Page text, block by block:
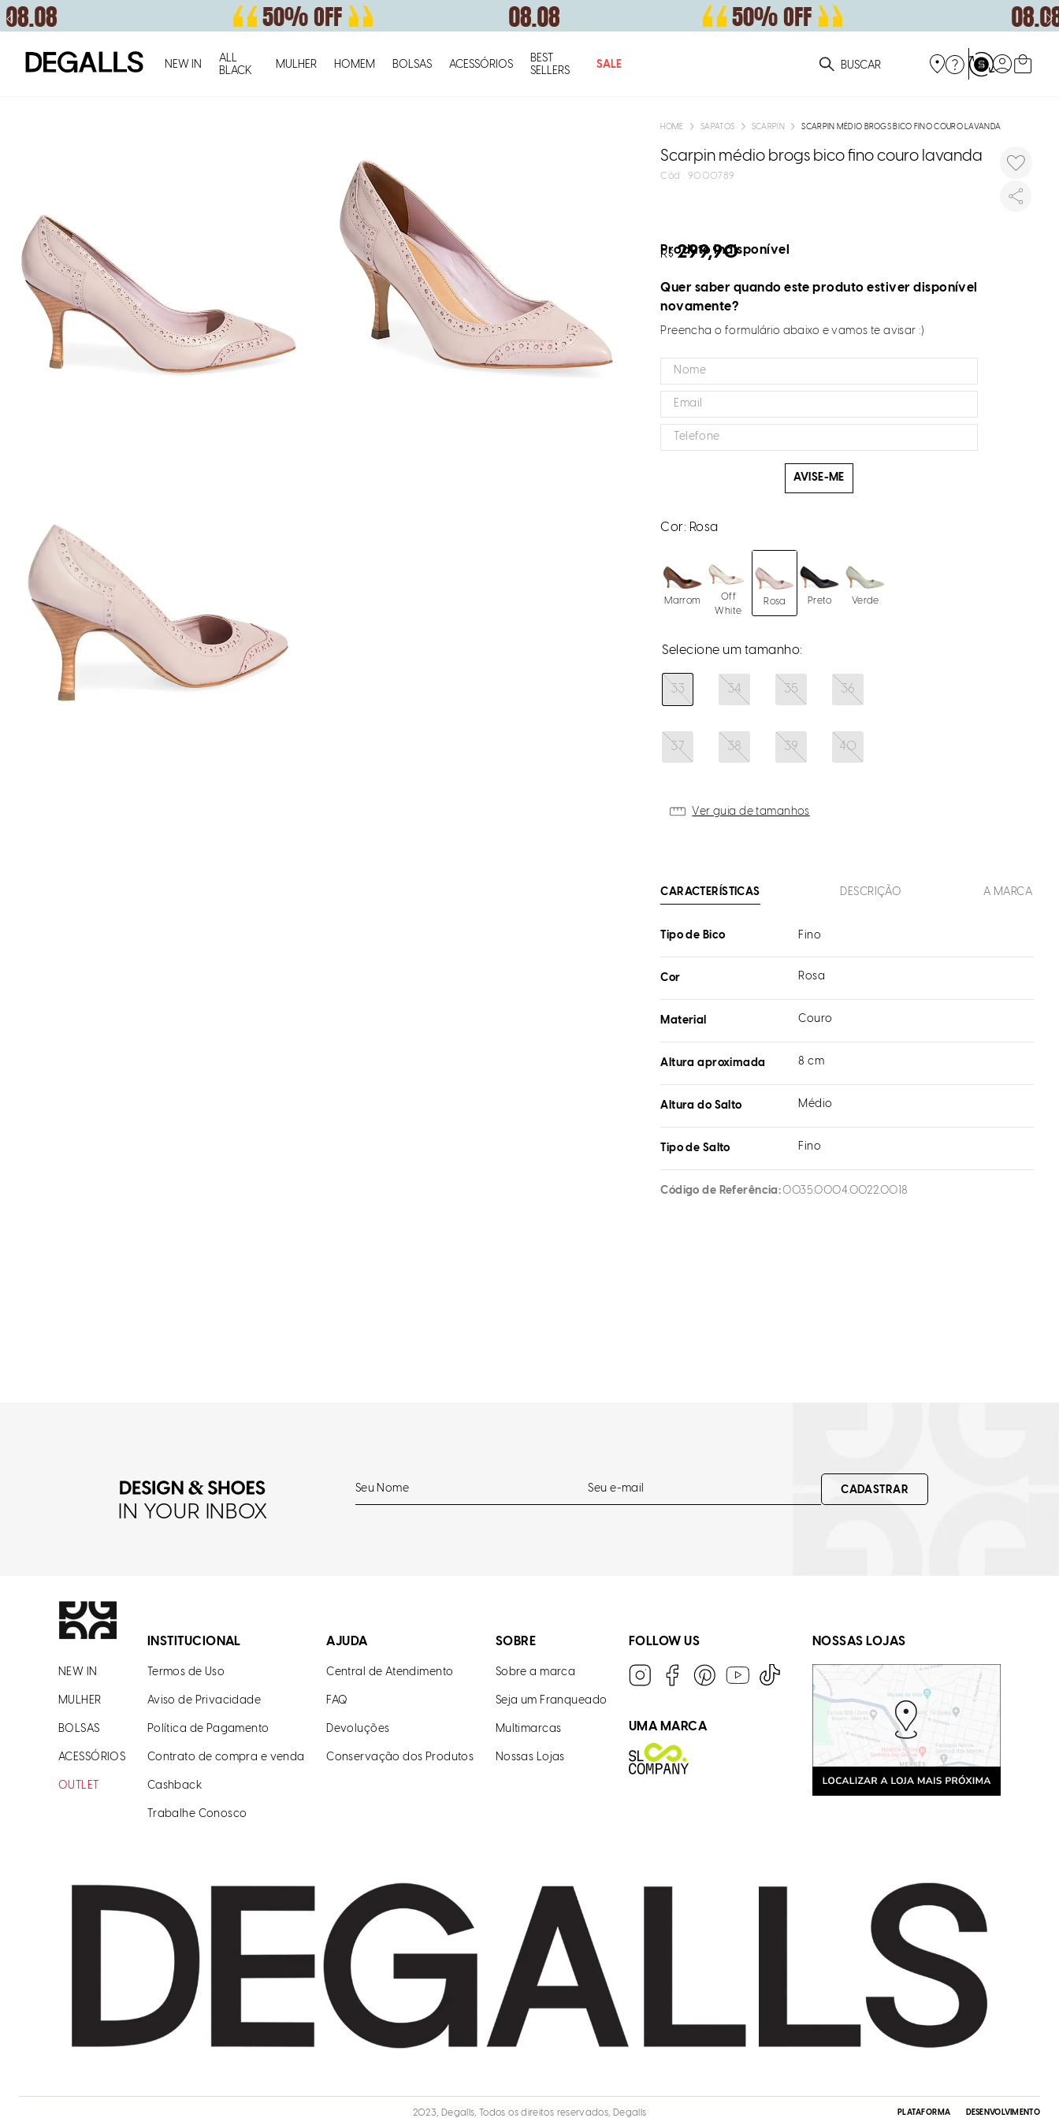
NEW IN
ALL
BLACK
MULHER HOMEM BOLSAS ACESSÓRIOS
BEST
SELLERS
SALE O que você está procurando?
SAPATOS SCARPIN SCARPIN MÉDIO BROGS BICO FINO COURO LAVANDA
Scarpin médio brogs bico fino couro lavanda
: 9000789
R$ 299,90
Produto indisponível
Quer saber quando este produto estiver disponível
novamente?
Preencha o formulário abaixo e vamos te avisar :)
AVISE-ME
Cor: Rosa
Marrom
Off
White
Rosa Preto Verde
33 34 35 36
37 38 39 40
Ver guia de tamanhos
CARACTERÍSTICAS DESCRIÇÃO A MARCA
Tipo de Bico Fino
Cor Rosa
Material Couro
Altura aproximada 8 cm
Altura do Salto Médio
Tipo de Salto Fino
Código de Referência 0035.0004.0022.0018
IN YOUR INBOX
CADASTRAR
NEW IN
MULHER
BOLSAS
ACESSÓRIOS
OUTLET
INSTITUCIONAL
Termos de Uso
Aviso de Privacidade
Política de Pagamento
Contrato de compra e venda
Cashback
Trabalhe Conosco
AJUDA
Central de Atendimento
FAQ
Devoluções
Conservação dos Produtos
SOBRE
Sobre a marca
Seja um Franqueado
Multimarcas
Nossas Lojas
FOLLOW US
UMA MARCA
NOSSAS LOJAS
2023, Degalls, Todos os direitos reservados, Degalls PLATAFORMA DESENVOLVIMENTO